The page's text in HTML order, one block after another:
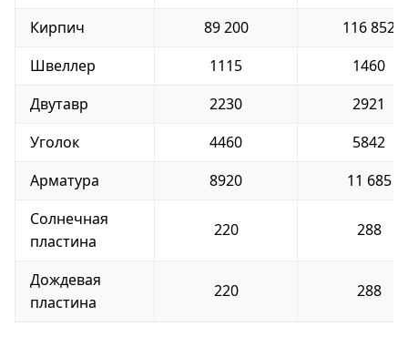
Кирпич 89 200
116 852
Швеллер
1115
1460
Двутавр
2230
2921
Уголок
4460
5842
Арматура
8920
11 685
Солнечная
пластина
220 288
Дождевая
пластина
220 288